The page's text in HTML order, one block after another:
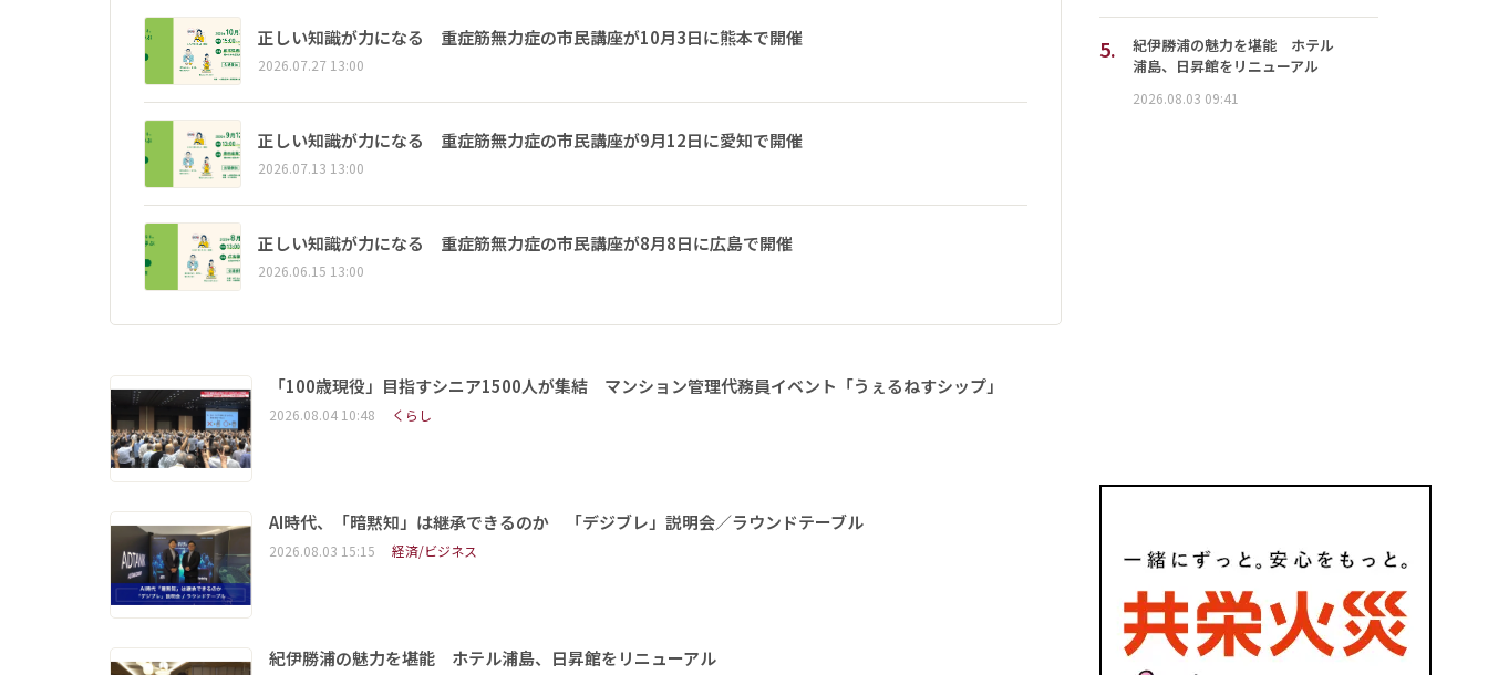
正しい知識が力になる 重症筋無力症の市民講座が10月3日に熊本で開催
2026.07.27 13:00
正しい知識が力になる 重症筋無力症の市民講座が9月12日に愛知で開催
2026.07.13 13:00
正しい知識が力になる 重症筋無力症の市民講座が8月8日に広島で開催
2026.06.15 13:00
「100歳現役」目指すシニア1500人が集結 マンション管理代務員イベント「うぇるねすシップ」
2026.08.04 10:48 くらし
AI時代、「暗黙知」は継承できるのか 「デジブレ」説明会／ラウンドテーブル
2026.08.03 15:15 経済/ビジネス
紀伊勝浦の魅力を堪能 ホテル浦島、日昇館をリニューアル
5.
紀伊勝浦の魅力を堪能 ホテル
浦島、日昇館をリニューアル
2026.08.03 09:41